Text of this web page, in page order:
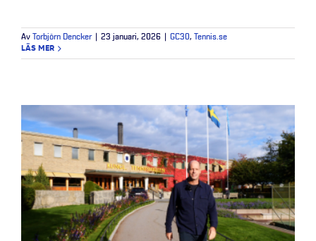
Av Torbjörn Dencker 23 januari, 2026 GC30, Tennis.se
LÄS MER